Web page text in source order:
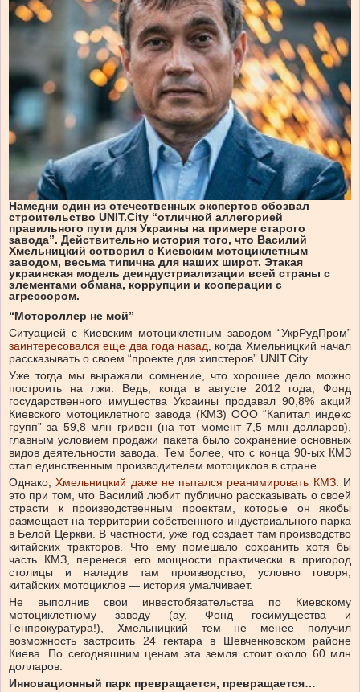
Намедни один из отечественных экспертов обозвал
строительство UNIT.City “отличной аллегорией
правильного пути для Украины на примере старого
завода”. Действительно история того, что Василий
Хмельницкий сотворил с Киевским мотоциклетным
заводом, весьма типична для наших широт. Этакая
украинская модель деиндустриализации всей страны с
элементами обмана, коррупции и кооперации с
агрессором.
“Мотороллер не мой”
Ситуацией с Киевским мотоциклетным заводом “УкрРудПром”
заинтересовался еще два года назад , когда Хмельницкий начал
рассказывать о своем “проекте для хипстеров” UNIT.City.
Уже тогда мы выражали сомнение, что хорошее дело можно
построить на лжи. Ведь, когда в августе 2012 года, Фонд
государственного имущества Украины продавал 90,8% акций
Киевского мотоциклетного завода (КМЗ) ООО “Капитал индекс
групп” за 59,8 млн гривен (на тот момент 7,5 млн долларов),
главным условием продажи пакета было сохранение основных
видов деятельности завода. Тем более, что с конца 90-ых КМЗ
стал единственным производителем мотоциклов в стране.
Однако,Хмельницкий даже не пытался реанимировать КМЗ. И
это при том, что Василий любит публично рассказывать о своей
страсти к производственным проектам, которые он якобы
размещает на территории собственного индустриального парка
в Белой Церкви. В частности, уже год создает там производство
китайских тракторов. Что ему помешало сохранить хотя бы
часть КМЗ, перенеся его мощности практически в пригород
столицы и наладив там производство, условно говоря,
китайских мотоциклов — история умалчивает.
Не выполнив свои инвестобязательства по Киевскому
мотоциклетному заводу (ау, Фонд госимущества и
Генпрокуратура!), Хмельницкий тем не менее получил
возможность застроить 24 гектара в Шевченковском районе
Киева. По сегодняшним ценам эта земля стоит около 60 млн
долларов.
Инновационный парк превращается, превращается…